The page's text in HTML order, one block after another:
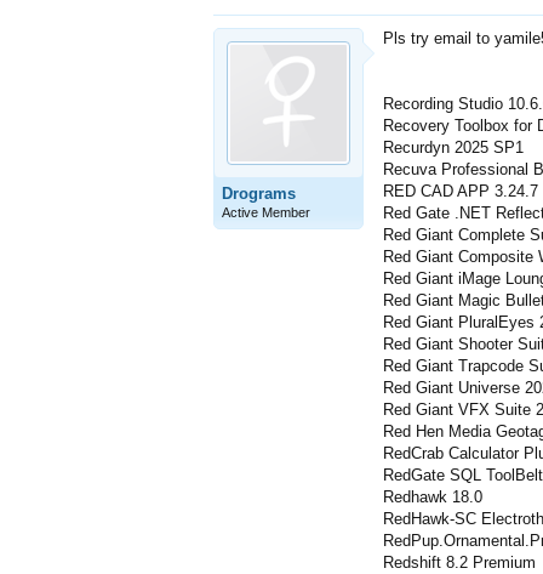
Drograms
Active Member
Pls try email to
Recording Studio
Recovery Toolbox for
Recurdyn 2025 SP1
Recuva Professional
RED CAD APP 3.24.7
Red Gate .NET
Red Giant Complete
Red Giant Composite
Red Giant iMage
Red Giant Magic
Red Giant PluralEyes
Red Giant Shooter
Red Giant Trapcode
Red Giant Universe
Red Giant VFX Suite
Red Hen Media
RedCrab Calculator
RedGate SQL
Redhawk 18.0
RedHawk-SC
Redshift 8.2 Premium